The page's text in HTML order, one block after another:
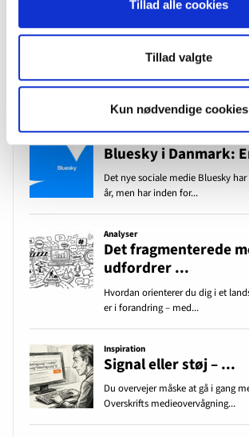
Tillad alle cookies
Tillad valgte
Kun nødvendige cookies